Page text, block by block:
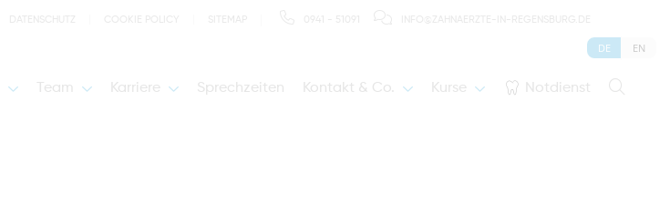
Team Karriere Sprechzeiten Kontakt & Co. Kurse Notdienst
DE EN